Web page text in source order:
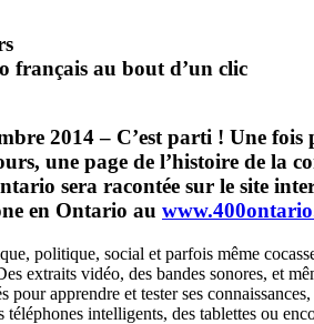
français au bout d’un clic
2014 – C’est parti ! Une
une page de l’histoire de la
sera racontée sur le site
en Ontario au
politique, social et parfois même
extraits vidéo, des bandes sonores, et
pour apprendre et tester ses
téléphones intelligents, des tablettes ou